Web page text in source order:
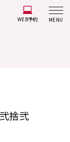
WEB予約 MENU
捨弐